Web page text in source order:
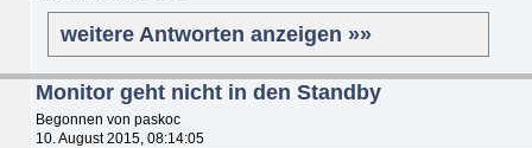
weitere Antworten anzeigen »»
Monitor geht nicht in den Standby
Begonnen von paskoc
10. August 2015, 08:14:05